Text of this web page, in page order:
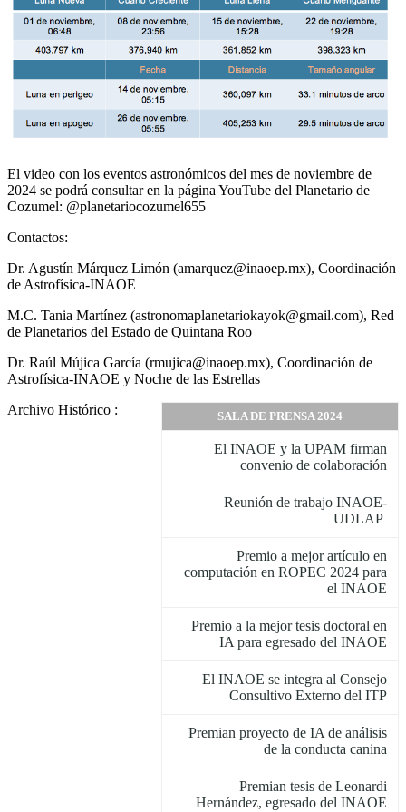
El video con los eventos astronómicos del mes de noviembre de
2024 se podrá consultar en la página YouTube del Planetario de
Cozumel: @planetariocozumel655
Contactos:
Dr. Agustín Márquez Limón (amarquez@inaoep.mx), Coordinación
de Astrofísica-INAOE
M.C. Tania Martínez (astronomaplanetariokayok@gmail.com), Red
de Planetarios del Estado de Quintana Roo
Dr. Raúl Mújica García (rmujica@inaoep.mx), Coordinación de
Astrofísica-INAOE y Noche de las Estrellas
SALA DE PRENSA 2024
El INAOE y la UPAM firman
convenio de colaboración
Reunión de trabajo INAOE-
UDLAP
Premio a mejor artículo en
computación en ROPEC 2024 para
el INAOE
Premio a la mejor tesis doctoral en
IA para egresado del INAOE
El INAOE se integra al Consejo
Consultivo Externo del ITP
Premian proyecto de IA de análisis
de la conducta canina
Premian tesis de Leonardi
Hernández, egresado del INAOE
Archivo Histórico :